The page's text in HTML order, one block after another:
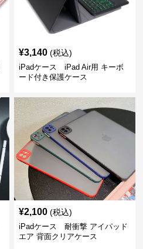
¥3,140 (税込)
iPadケース iPad Air用 キーボ
ード付き保護ケース
¥2,100 (税込)
iPadケース 耐衝撃 アイパッド
エア 背面クリアケース